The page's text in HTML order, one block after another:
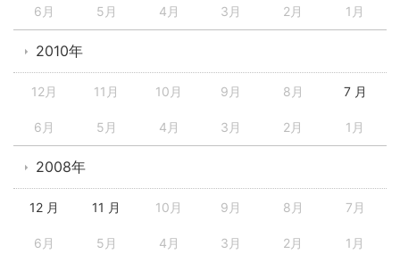
6月 5月 4月 3月 2月 1月
2010年
12月 11月 10月 9月 8月 7 月
6月 5月 4月 3月 2月 1月
2008年
12 月 11 月 10月 9月 8月 7月
6月 5月 4月 3月 2月 1月